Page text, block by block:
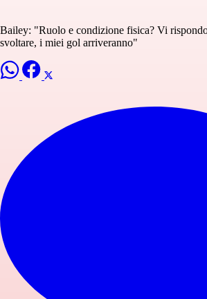
Bailey: "Ruolo e condizione fisica? Vi
svoltare, i miei gol arriveranno"